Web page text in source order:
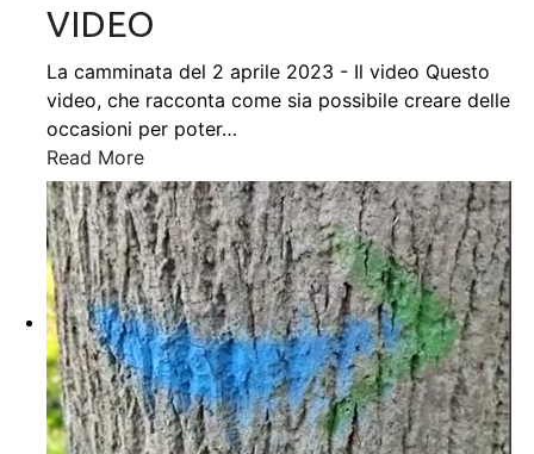
VIDEO
La camminata del 2 aprile 2023 - Il video Questo
video, che racconta come sia possibile creare delle
occasioni per poter…
Read More